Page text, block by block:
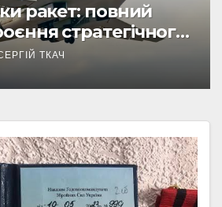
ракет: повний
стратегічного
ТКАЧ